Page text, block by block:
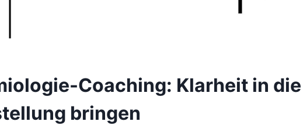
Coaching: Klarheit in die
bringen